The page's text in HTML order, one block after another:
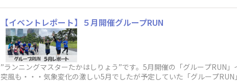
【イベントレポート】５月開催グループRUN
”ランニングマスターたかはしりょう”です。5月開催の「グループRUN
突風も・・・気象変化の激しい5月でしたが予定していた「グループ